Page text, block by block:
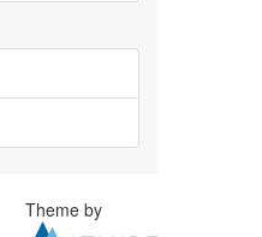
Theme by